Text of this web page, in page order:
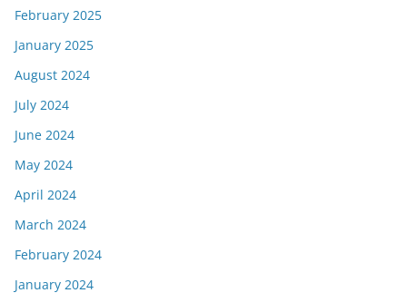
February 2025
January 2025
August 2024
July 2024
June 2024
May 2024
April 2024
March 2024
February 2024
January 2024